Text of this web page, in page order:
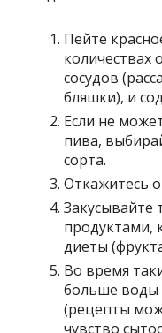
Пейте
количествах
сосудов
бляшки), и
Если не
пива,
сорта.
Откажитесь
Закусывайте
продуктами,
диеты
Во время
больше воды
(рецепты
чувство